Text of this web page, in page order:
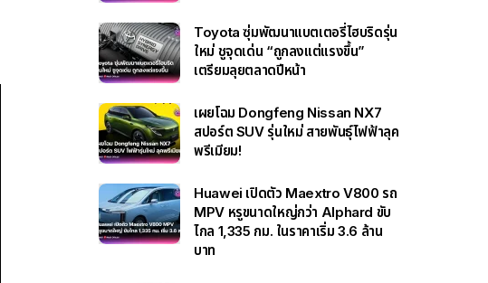
Toyota ซุ่มพัฒนาแบตเตอรี่ไฮบริดรุ่น
ใหม่ ชูจุดเด่น “ถูกลงแต่แรงขึ้น”
เตรียมลุยตลาดปีหน้า
เผยโฉม Dongfeng Nissan NX7
สปอร์ต SUV รุ่นใหม่ สายพันธุ์ไฟฟ้าลุค
พรีเมียม!
Huawei เปิดตัว Maextro V800 รถ
MPV หรูขนาดใหญ่กว่า Alphard ขับ
ไกล 1,335 กม. ในราคาเริ่ม 3.6 ล้าน
บาท